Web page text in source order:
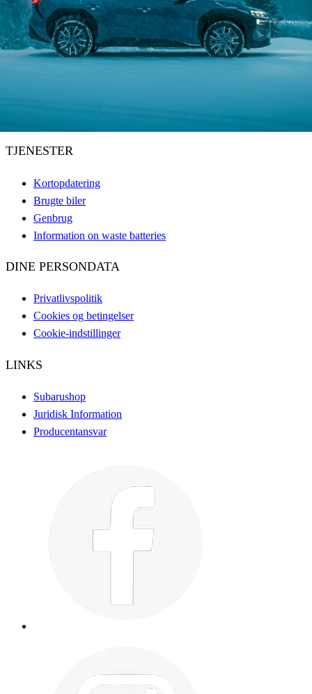
TJENESTER
Kortopdatering
Brugte biler
Genbrug
Information on waste batteries
DINE PERSONDATA
Privatlivspolitik
Cookies og betingelser
Cookie-indstillinger
LINKS
Subarushop
Juridisk Information
Producentansvar